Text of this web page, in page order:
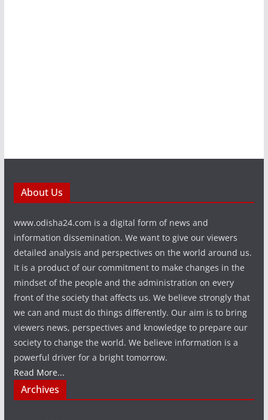
About Us
www.odisha24.com is a digital form of news and
information dissemination. We want to give our viewers
detailed analysis and perspectives on the world around us.
It is a product of our commitment to make changes in the
mindset of the people and the administration on every
front of the society that affects us. We believe strongly that
we can and must do things differently. Our aim is to bring
viewers news, perspectives and knowledge to prepare our
society to change the world. We believe information is a
powerful driver for a bright tomorrow.
Read More...
Archives